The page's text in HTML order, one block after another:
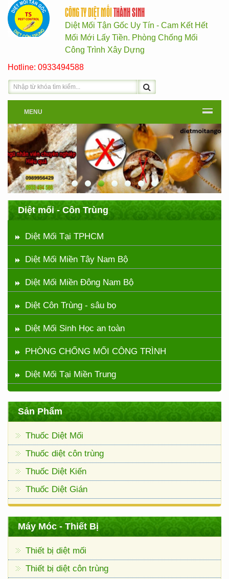
CÔNG TY DIỆT MỐITHÀNH SINH
Diệt Mối Tận Gốc Uy Tín - Cam Kết Hết
Mối Mới Lấy Tiền. Phòng Chống Mối
Công Trình Xây Dựng
Hotline: 0933494588
MENU
Diệt mối - Côn Trùng
Diệt Mối Tại TPHCM
Diệt Mối Miền Tây Nam Bộ
Diệt Mối Miền Đông Nam Bộ
Diệt Côn Trùng - sâu bọ
Diệt Mối Sinh Học an toàn
PHÒNG CHỐNG MỐI CÔNG TRÌNH
Diệt Mối Tại Miền Trung
Sản Phẩm
Thuốc Diệt Mối
Thuốc diệt côn trùng
Thuốc Diệt Kiến
Thuốc Diệt Gián
Máy Móc - Thiết Bị
Thiết bị diệt mối
Thiết bị diệt côn trùng